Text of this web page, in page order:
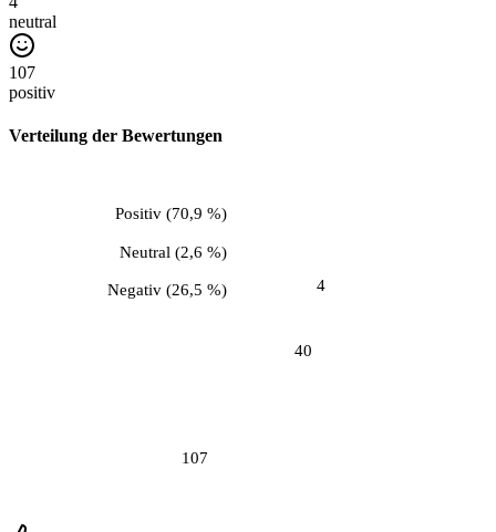
neutral
107
positiv
Verteilung der Bewertungen
40
Negativ(26,5 %) 4
Neutral (2,6 %)
107
Positiv(70,9 %)